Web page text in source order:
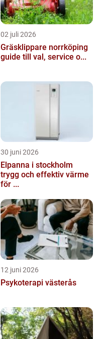
02 juli 2026
Gräsklippare norrköping
guide till val, service o...
30 juni 2026
Elpanna i stockholm
trygg och effektiv värme
för ...
12 juni 2026
Psykoterapi västerås